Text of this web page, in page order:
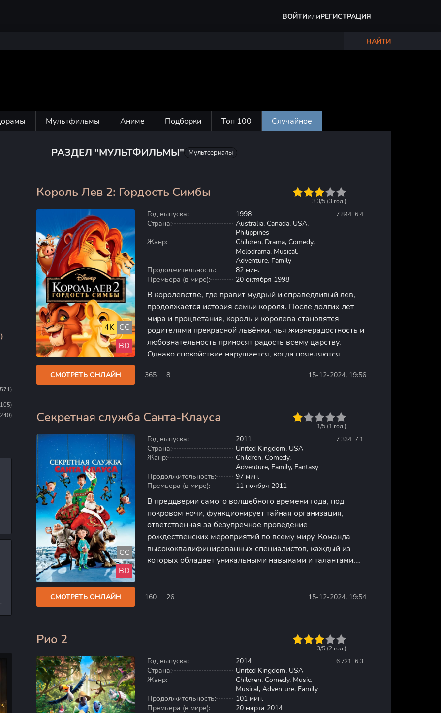
ВОЙТИилиРЕГИСТРАЦИЯ
НАЙТИ
Мультфильмы Аниме Подборки Топ 100 Случайное
РАЗДЕЛ "МУЛЬТФИЛЬМЫ" Мультсериалы
Король Лев 2: Гордость Симбы
7.844 6.4
60
3.3/5 (3 гол.)
4K CC
BD
Год выпуска:
1998
Страна:
Australia, Canada, USA,
Philippines
Жанр:
Children, Drama, Comedy,
Melodrama, Musical,
Adventure, Family
Продолжительность:
82 мин.
Премьера (в мире):
20 октября 1998
В королевстве, где правит мудрый и справедливый лев,
продолжается история семьи короля. После долгих лет
мира и процветания, король и королева становятся
родителями прекрасной львёнки, чья жизнерадостность и
любознательность приносят радость всему царству.
Однако спокойствие нарушается, когда появляются
утраченную власть. В центре событий
СМОТРЕТЬ ОНЛАЙН 365 8 15-12-2024, 19:56
Секретная служба Санта-Клауса
7.334 7.1
20
1/5 (1 гол.)
CC
BD
Год выпуска:
2011
Страна:
United Kingdom, USA
Жанр:
Children, Comedy,
Adventure, Family, Fantasy
Продолжительность:
97 мин.
Премьера (в мире):
11 ноября 2011
В преддверии самого волшебного времени года, под
покровом ночи, функционирует тайная организация,
ответственная за безупречное проведение
рождественских мероприятий по всему миру. Команда
высококвалифицированных специалистов, каждый из
которых обладает уникальными навыками и талантами,
безопасности
СМОТРЕТЬ ОНЛАЙН 160 26 15-12-2024, 19:54
Рио 2
6.721 6.3
3/5 (2 гол.)
Год выпуска:
2014
Страна:
United Kingdom, USA
Жанр:
Children, Comedy, Music,
Musical, Adventure, Family
Продолжительность:
101 мин.
Премьера (в мире):
20 марта 2014